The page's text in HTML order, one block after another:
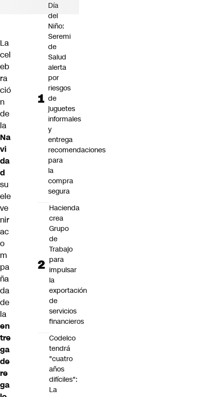
La
cel
eb
ra
ció
n
de
la
Na
vi
da
d
su
ele
ve
nir
ac
o
m
pa
ña
da
de
la
en
tre
ga
de
re
ga
Día
del
Niño:
Seremi
de
Salud
alerta
por
riesgos
de
juguetes
informales
y
entrega
recomendaciones
para
la
compra
segura
Hacienda
crea
Grupo
de
Trabajo
para
impulsar
la
exportación
de
servicios
financieros
Codelco
tendrá
"cuatro
años
difíciles":
La